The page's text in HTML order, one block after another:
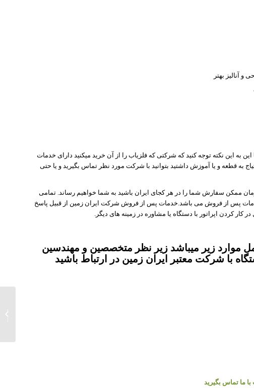
و آنالیز بھتر
به این نکته توجه کنید که شرکتی که فلزیاب را از آن خرید میکنید دارای خدمات
به قطعه و یا آموزش داشتید بتوانید با شرکت مورد نظر تماس بگیرید و یا حتی
ممکن سفارش شما را در هر کجای ایران باشید به شما خواهیم رساند. تمامی
پس از فروش می باشد.خدمات پس از فروش شرکت ایران زمین از قبیل پاسخ
کردن اپراتور با دستگاه یا مشاوره در زمینه های دیگر.
موارد زیر میباشد زیر نظر متخصصین و مهندسین
با شرکت معتبر ایران زمین در ارتباط باشید
ما تماس بگیرید